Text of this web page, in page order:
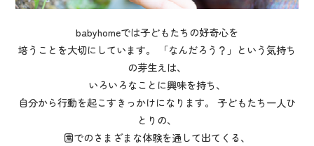
babyhomeでは子どもたちの好奇心を
培うことを大切にしています。 「なんだろう？」という気持ち
の芽生えは、
いろいろなことに興味を持ち、
自分から行動を起こすきっかけになります。 子どもたち一人ひ
とりの、
園でのさまざまな体験を通して出てくる、